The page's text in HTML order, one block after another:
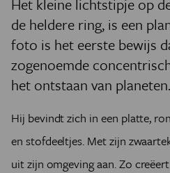
Het kleine lichtstipje op
de heldere ring, is een
foto is het eerste bewijs
zogenoemde
het ontstaan van planeten.
Hij bevindt zich in een platte,
en stofdeeltjes. Met zijn
uit zijn omgeving aan. Zo